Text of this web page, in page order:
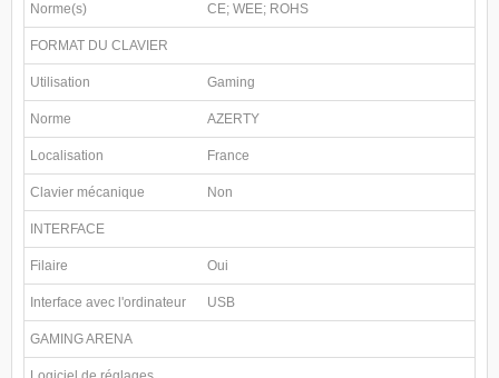
Norme(s) CE; WEE; ROHS
FORMAT DU CLAVIER
Utilisation Gaming
Norme AZERTY
Localisation France
Clavier mécanique Non
INTERFACE
Filaire Oui
Interface avec l'ordinateur USB
GAMING ARENA